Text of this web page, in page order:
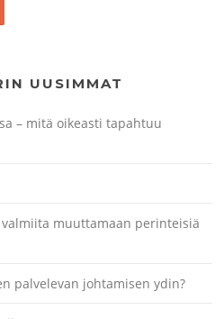
UUSIMMAT
– mitä oikeasti tapahtuu
muuttamaan perinteisiä
palvelevan johtamisen ydin?